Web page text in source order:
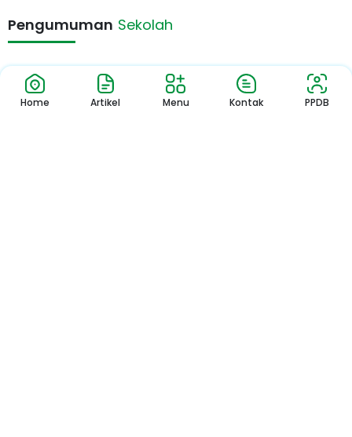
Pengumuman Sekolah
Pengumuman
Home Artikel Menu Kontak PPDB